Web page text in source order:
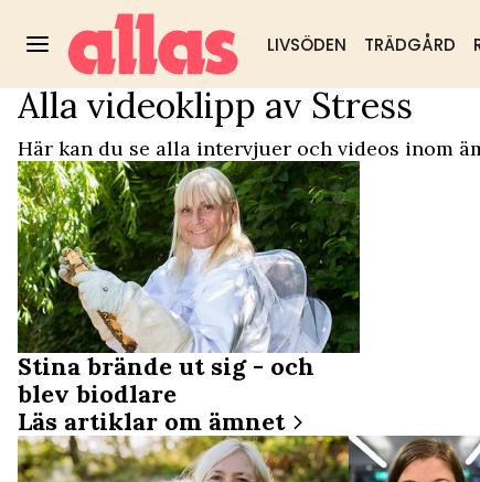
LIVSÖDEN TRÄDGÅRD
Populärt: Trädgård DIY & husmorstips Hälsa &
Video Start/Stress
Alla videoklipp av Stress
Här kan du se alla intervjuer och videos inom
Stina brände ut sig - och
blev biodlare
Läs artiklar om ämnet